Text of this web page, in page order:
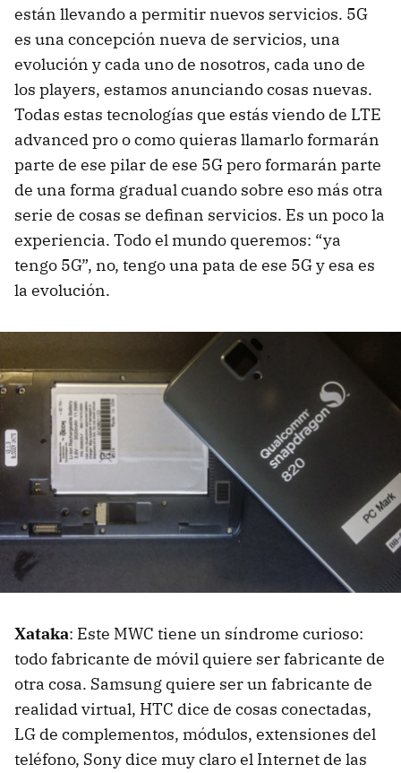
están llevando a permitir nuevos servicios. 5G
es una concepción nueva de servicios, una
evolución y cada uno de nosotros, cada uno de
los players, estamos anunciando cosas nuevas.
Todas estas tecnologías que estás viendo de LTE
advanced pro o como quieras llamarlo formarán
parte de ese pilar de ese 5G pero formarán parte
de una forma gradual cuando sobre eso más otra
serie de cosas se definan servicios. Es un poco la
experiencia. Todo el mundo queremos: “ya
tengo 5G”, no, tengo una pata de ese 5G y esa es
la evolución.
Xataka: Este MWC tiene un síndrome curioso:
todo fabricante de móvil quiere ser fabricante de
otra cosa. Samsung quiere ser un fabricante de
realidad virtual, HTC dice de cosas conectadas,
LG de complementos, módulos, extensiones del
teléfono, Sony dice muy claro el Internet de las